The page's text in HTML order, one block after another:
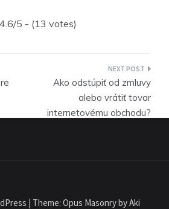
4.6/5 - (13 votes)
Ako odstúpiť od zmluvy
alebo vrátiť tovar
internetovému obchodu?
Theme: Opus Masonry byAki